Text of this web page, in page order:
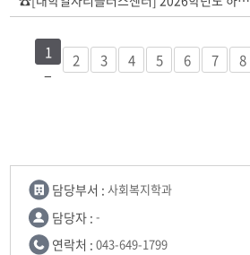
1 2 3 4 5 6 7 8
담당부서 : 사회복지학과
담당자 : -
연락처 : 043-649-1799